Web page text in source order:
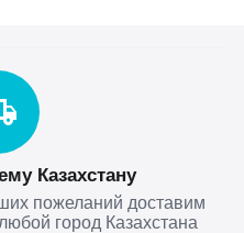
Казахстану
пожеланий доставим
город Казахстана